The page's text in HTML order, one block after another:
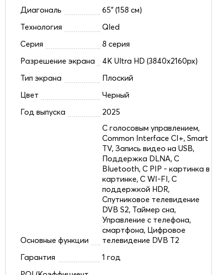
Диагональ
65" (158 см)
Технология
Qled
Серия
8 серия
Разрешение экрана
4K Ultra HD (3840x2160px)
Тип экрана
Плоский
Цвет
Черный
Год выпуска
2025
Основные функции
C голосовым управлением,
Common Interface CI+, Smart
TV, Запись видео на USB,
Поддержка DLNA, С
Bluetooth, С PIP - картинка в
картинке, С WI-FI, С
поддержкой HDR,
Спутниковое телевидение
DVB S2, Таймер сна,
Управление с телефона,
смартфона, Цифровое
телевидение DVB T2
Гарантия
1 год